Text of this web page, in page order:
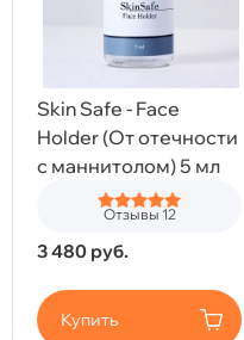
Skin Safe - Face
Holder (От отечности
с маннитолом) 5 мл
Отзывы 12
3 480 руб.
Купить